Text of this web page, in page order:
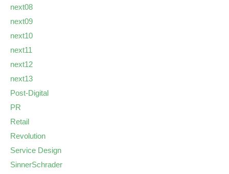
next08
next09
next10
next11
next12
next13
Post-Digital
PR
Retail
Revolution
Service Design
SinnerSchrader